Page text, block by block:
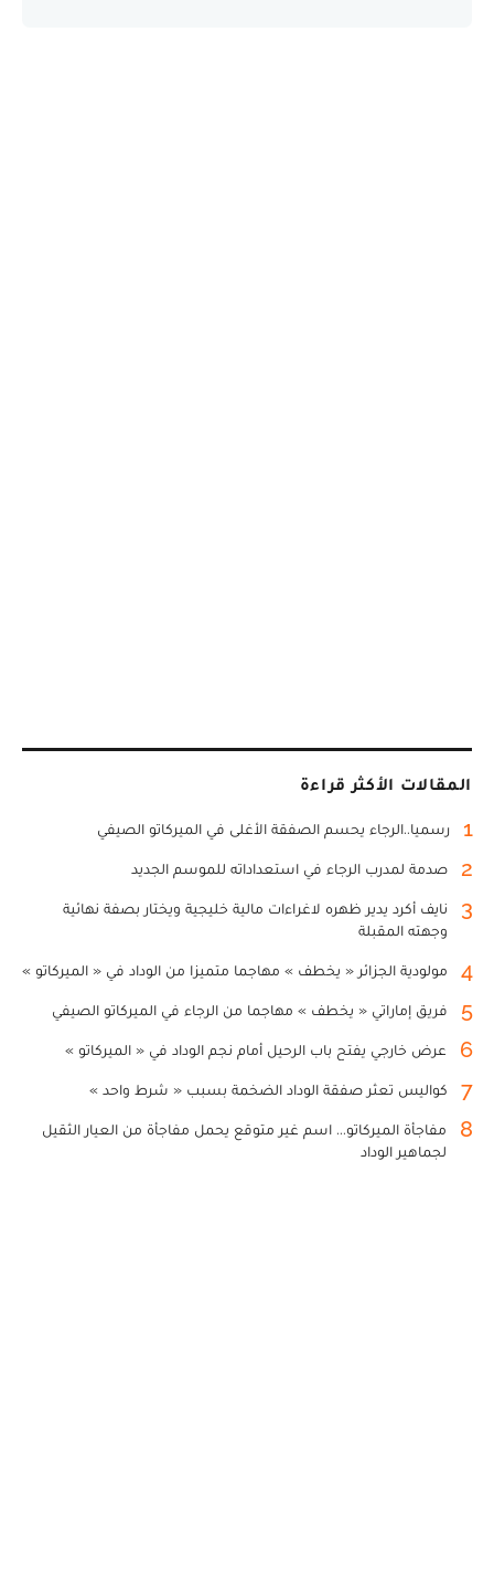
المقالات الأكثر قراءة
1 رسميا..الرجاء يحسم الصفقة الأغلى في الميركاتو الصيفي
2 صدمة لمدرب الرجاء في استعداداته للموسم الجديد
3
نايف أكرد يدير ظهره لاغراءات مالية خليجية ويختار بصفة نهائية
وجهته المقبلة
4 مولودية الجزائر « يخطف » مهاجما متميزا من الوداد في « الميركاتو »
5 فريق إماراتي « يخطف » مهاجما من الرجاء في الميركاتو الصيفي
6 عرض خارجي يفتح باب الرحيل أمام نجم الوداد في « الميركاتو »
7 كواليس تعثر صفقة الوداد الضخمة بسبب « شرط واحد »
8
مفاجأة الميركاتو... اسم غير متوقع يحمل مفاجأة من العيار الثقيل
لجماهير الوداد